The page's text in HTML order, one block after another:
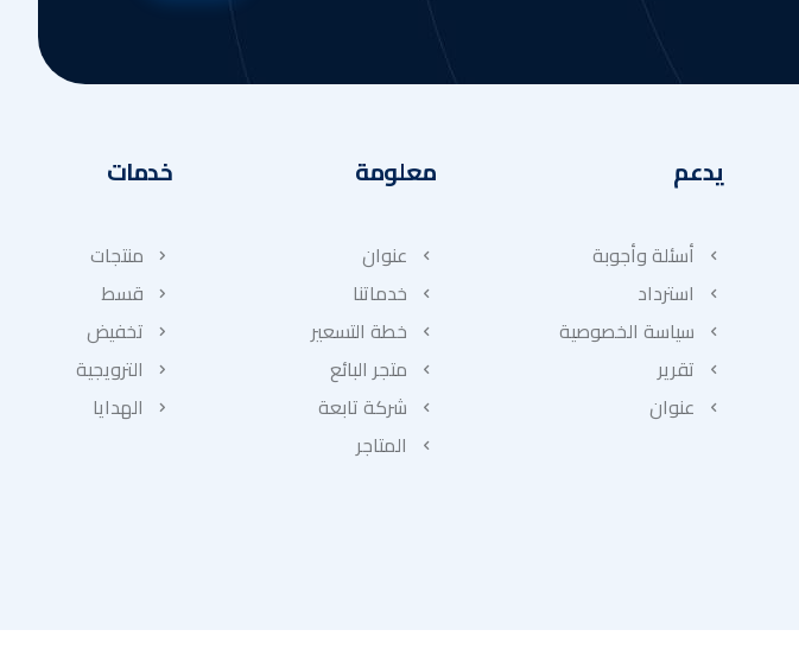
يدعم
أسئلة وأجوبة
استرداد
سياسة الخصوصية
تقرير
عنوان
معلومة
عنوان
خدماتنا
خطة التسعير
متجر البائع
شركة تابعة
المتاجر
خدمات
منتجات
قسط
تخفيض
الترويجية
الهدايا